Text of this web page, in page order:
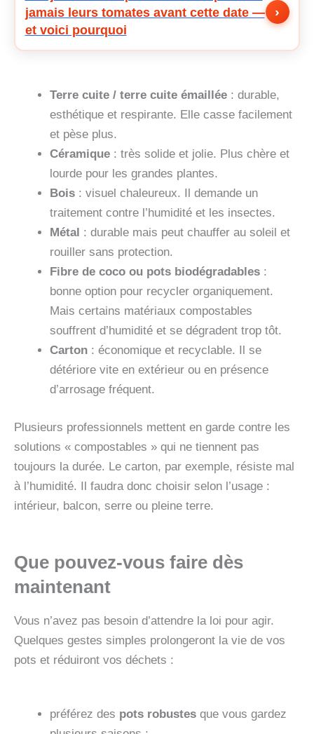
jamais leurs tomates avant cette date —
et voici pourquoi
›
Terre cuite / terre cuite émaillée : durable,
esthétique et respirante. Elle casse facilement
et pèse plus.
Céramique : très solide et jolie. Plus chère et
lourde pour les grandes plantes.
Bois : visuel chaleureux. Il demande un
traitement contre l’humidité et les insectes.
Métal : durable mais peut chauffer au soleil et
rouiller sans protection.
Fibre de coco ou pots biodégradables :
bonne option pour recycler organiquement.
Mais certains matériaux compostables
souffrent d’humidité et se dégradent trop tôt.
Carton : économique et recyclable. Il se
détériore vite en extérieur ou en présence
d’arrosage fréquent.
Plusieurs professionnels mettent en garde contre les
solutions « compostables » qui ne tiennent pas
toujours la durée. Le carton, par exemple, résiste mal
à l’humidité. Il faudra donc choisir selon l’usage :
intérieur, balcon, serre ou pleine terre.
Que pouvez-vous faire dès
maintenant
Vous n’avez pas besoin d’attendre la loi pour agir.
Quelques gestes simples prolongeront la vie de vos
pots et réduiront vos déchets :
préférez des pots robustes que vous gardez